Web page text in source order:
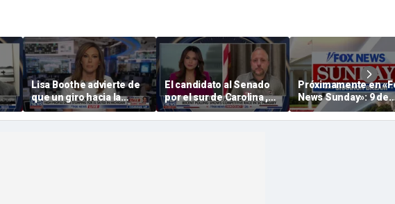
Lisa Boothe advierte de
que un giro hacia la
izquierda podría aislar a
los demócratas
El candidato al Senado
por el sur de Carolina ,
responde a las críticas
de « GOP »
Próximamente en
News Sunday»: 9 de
agosto de 2026